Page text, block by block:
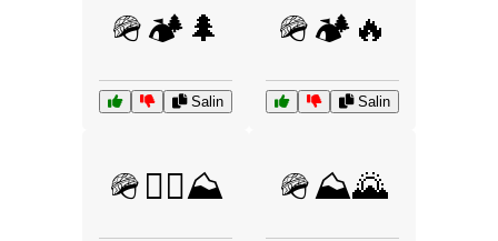
🪖🏕️🌲
Salin
🪖🏕️🔥
Salin
🪖🚵‍♀️⛰️ 🪖⛰️🌄